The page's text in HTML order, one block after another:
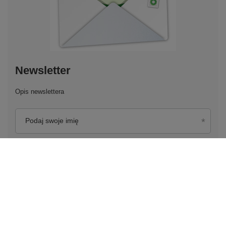
Newsletter
Opis newslettera
Podaj swoje imię